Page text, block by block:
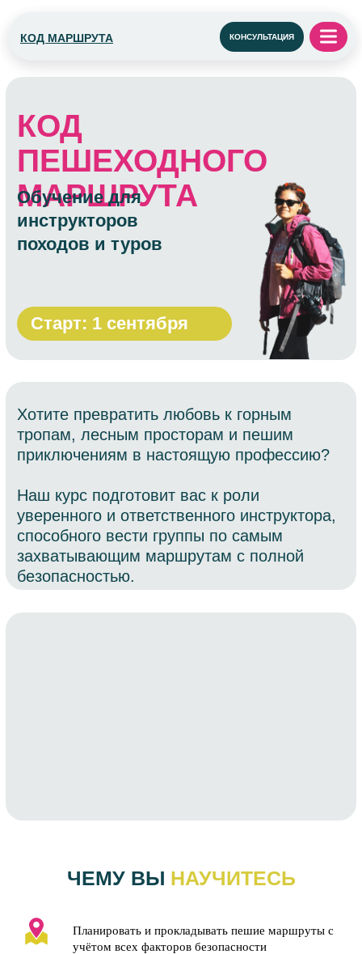
КОД МАРШРУТА КОНСУЛЬТАЦИЯ
ПЕШЕХОДНОГО
МАРШРУТА
Обучение для
инструкторов
походов и туров
Старт: 1 сентября
тропам, лесным просторам и пешим
приключениям в настоящую профессию?
способного вести группы по самым
безопасностью.
ЧЕМУ ВЫ НАУЧИТЕСЬ
Планировать и прокладывать пешие маршруты с
учётом всех факторов безопасности